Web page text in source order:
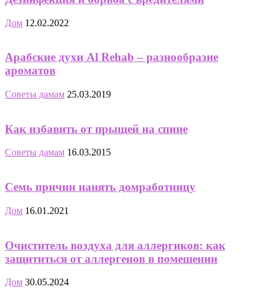
Дом 12.02.2022
Арабские духи Al Rehab – разнообразие
ароматов
Советы дамам 25.03.2019
Как избавить от прыщей на спине
Советы дамам 16.03.2015
Семь причин нанять домработницу
Дом 16.01.2021
Очиститель воздуха для аллергиков: как
защититься от аллергенов в помещении
Дом 30.05.2024